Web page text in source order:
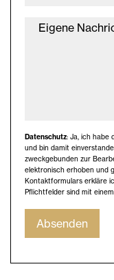
Eigene
Datenschutz: Ja, ich habe
und bin damit
zweckgebunden zur
elektronisch erhoben und
Kontaktformulars erkläre
Pflichtfelder sind mit
Absenden